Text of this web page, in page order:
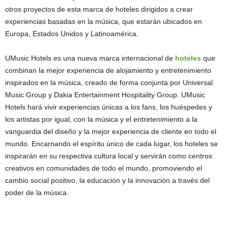
otros proyectos de esta marca de hoteles dirigidos a crear
experiencias basadas en la música, que estarán ubicados en
Europa, Estados Unidos y Latinoamérica.
UMusic Hotels es una nueva marca internacional de hoteles que
combinan la mejor experiencia de alojamiento y entretenimiento
inspirados en la música, creado de forma conjunta por Universal
Music Group y Dakia Entertainment Hospitality Group. UMusic
Hotels hará vivir experiencias únicas a los fans, los huéspedes y
los artistas por igual, con la música y el entretenimiento a la
vanguardia del diseño y la mejor experiencia de cliente en todo el
mundo. Encarnando el espíritu único de cada lugar, los hoteles se
inspirarán en su respectiva cultura local y servirán como centros
creativos en comunidades de todo el mundo, promoviendo el
cambio social positivo, la educación y la innovación a través del
poder de la música.